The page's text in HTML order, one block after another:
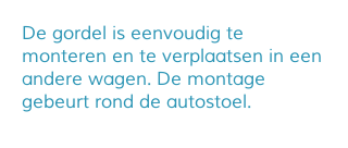
De gordel is eenvoudig te
monteren en te verplaatsen in een
andere wagen. De montage
gebeurt rond de autostoel.